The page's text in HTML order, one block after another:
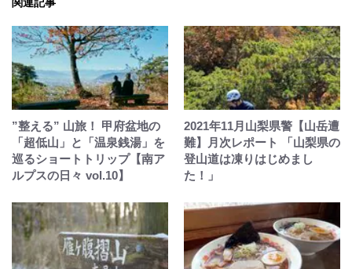
”整える” 山旅！ 甲府盆地の
「超低山」と「温泉銭湯」を
巡るショートトリップ【南ア
ルプスの日々 vol.10】
2021年11月山梨県警【山岳遭
難】月次レポート 「山梨県の
登山道は凍りはじめまし
た！」